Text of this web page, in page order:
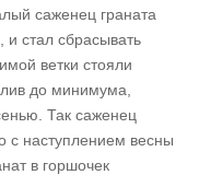
саженец граната
и стал сбрасывать
ветки стояли
до минимума,
Так саженец
с наступлением весны
в горшочек